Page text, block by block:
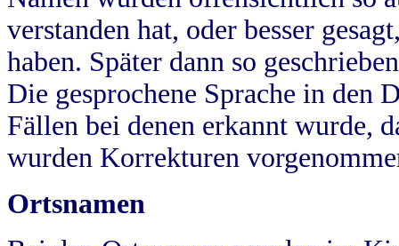
verstanden hat, oder besser
haben. Später dann so
Die gesprochene Sprache in
Fällen bei denen erkannt wurde,
wurden Korrekturen
Ortsnamen